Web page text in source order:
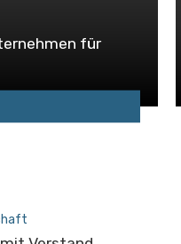
für